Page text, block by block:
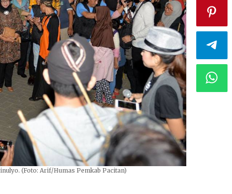
(Foto: Arif/Humas Pemkab Pacitan)